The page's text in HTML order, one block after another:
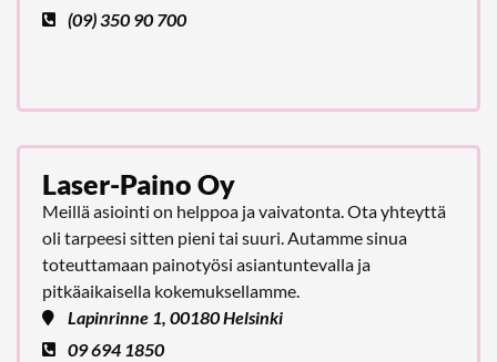
(09) 350 90 700
Laser-Paino Oy
Meillä asiointi on helppoa ja vaivatonta. Ota yhteyttä
oli tarpeesi sitten pieni tai suuri. Autamme sinua
toteuttamaan painotyösi asiantuntevalla ja
pitkäaikaisella kokemuksellamme.
Lapinrinne 1, 00180 Helsinki
09 694 1850